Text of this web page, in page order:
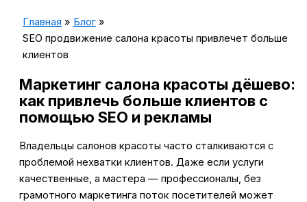
Главная
Блог
SEO продвижение салона красоты привлечет больше
клиентов
Маркетинг салона красоты дёшево:
как привлечь больше клиентов с
помощью SEO и рекламы
Владельцы салонов красоты часто сталкиваются с
проблемой нехватки клиентов. Даже если услуги
качественные, а мастера — профессионалы, без
грамотного маркетинга поток посетителей может